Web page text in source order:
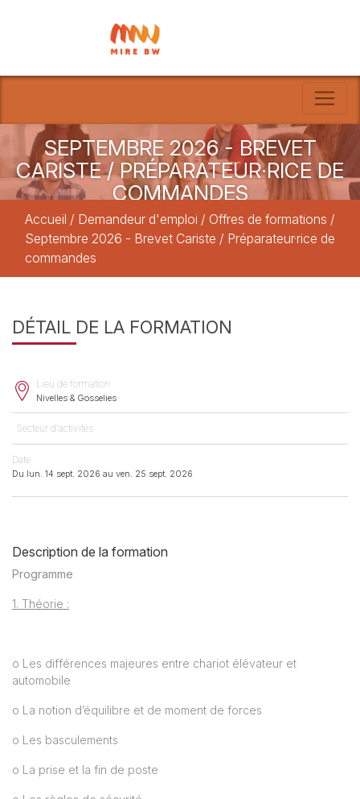
SEPTEMBRE 2026 - BREVET
CARISTE / PRÉPARATEUR·RICE DE
COMMANDES
Accueil / Demandeur d'emploi / Offres de formations /
Septembre 2026 - Brevet Cariste / Préparateur·rice de
commandes
DÉTAIL DE LA FORMATION
Lieu de formation
Nivelles & Gosselies
Secteur d'activités
Date
Du lun. 14 sept. 2026 au ven. 25 sept. 2026
Description de la formation
Programme
1. Théorie :
o Les différences majeures entre chariot élévateur et
automobile
o La notion d’équilibre et de moment de forces
o Les basculements
o La prise et la fin de poste